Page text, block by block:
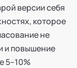
версии себя
которое
не
и повышение
5–10%